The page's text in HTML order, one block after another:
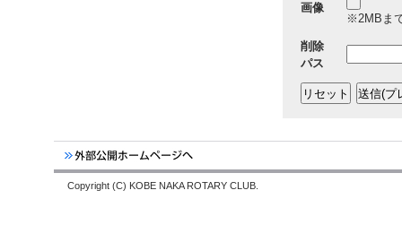
画像
※2MBま
削除
パス
Copyright (C) KOBE NAKA ROTARY CLUB.